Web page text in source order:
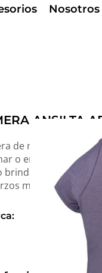
Nosotros
ANSILTA
de manga corta,
o entrenar en
brinda una
más intensos.